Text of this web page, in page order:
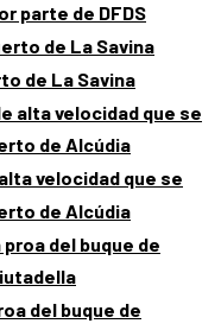
parte de DFDS
de La Savina
velocidad que se
de Alcúdia
del buque de